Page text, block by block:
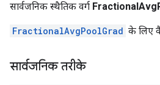
सार्वजनिक स्थैतिक वर्ग
FractionalAvgPoolGrad के लिए
सार्वजनिक तरीके